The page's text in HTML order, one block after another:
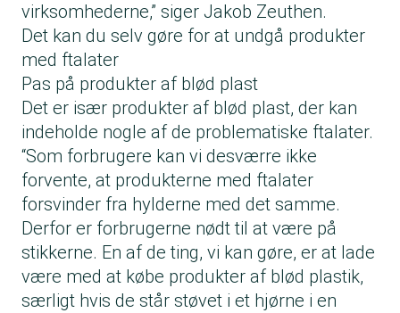
virksomhederne,” siger Jakob Zeuthen.
Det kan du selv gøre for at undgå produkter
med ftalater
Pas på produkter af blød plast
Det er især produkter af blød plast, der kan
indeholde nogle af de problematiske ftalater.
“Som forbrugere kan vi desværre ikke
forvente, at produkterne med ftalater
forsvinder fra hylderne med det samme.
Derfor er forbrugerne nødt til at være på
stikkerne. En af de ting, vi kan gøre, er at lade
være med at købe produkter af blød plastik,
særligt hvis de står støvet i et hjørne i en